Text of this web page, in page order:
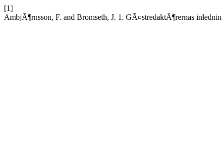
[1]
AmbjÃ¶rnsson, F. and Bromseth, J. 1. GÃ¤stredaktÃ¶rernas